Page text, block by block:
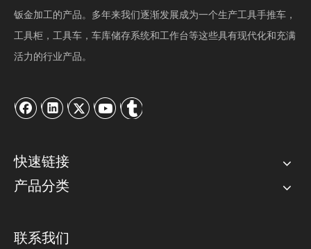
钣金加工的产品。多年来我们逐渐发展成为一个生产工具手推车，
工具柜，工具车，车库储存系统和工作台等这些具有现代化和充满
活力的行业产品。
快速链接
产品分类
联系我们